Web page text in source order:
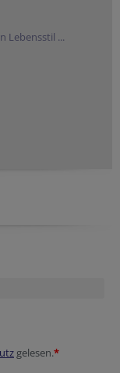
Lebensstil ...
gelesen.*